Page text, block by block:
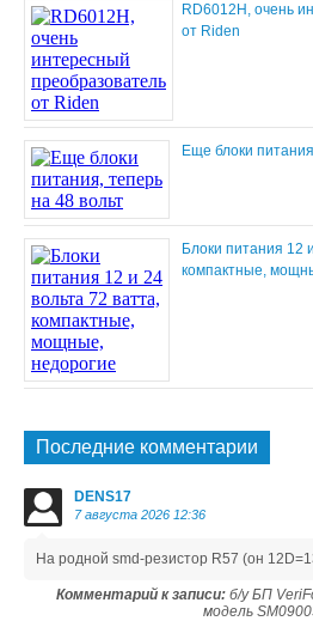
RD6012H, очень
от Riden
Еще блоки
Блоки питания 12
компактные,
Последние комментарии
DENS17
7 августа 2026 12:36
На родной smd-резистор R57 (он
Комментарий к записи: б/у БП
модель